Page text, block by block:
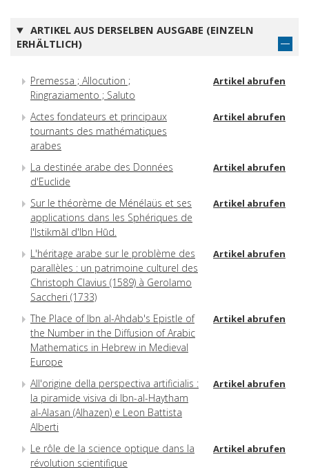
ARTIKEL AUS DERSELBEN AUSGABE (EINZELN
ERHÄLTLICH)
Premessa ; Allocution ;
Ringraziamento ; Saluto
Artikel abrufen
Actes fondateurs et principaux
tournants des mathématiques
arabes
Artikel abrufen
La destinée arabe des Données
d'Euclide
Artikel abrufen
Sur le théorème de Ménélaüs et ses
applications dans les Sphériques de
l'Istikmāl d'Ibn Hūd.
Artikel abrufen
L'héritage arabe sur le problème des
parallèles : un patrimoine culturel des
Christoph Clavius (1589) à Gerolamo
Saccheri (1733)
Artikel abrufen
The Place of Ibn al-Ahdab's Epistle of
the Number in the Diffusion of Arabic
Mathematics in Hebrew in Medieval
Europe
Artikel abrufen
All'origine della perspectiva artificialis :
la piramide visiva di Ibn-al-Haytham
al-Alasan (Alhazen) e Leon Battista
Alberti
Artikel abrufen
Le rôle de la science optique dans la
révolution scientifique
Artikel abrufen